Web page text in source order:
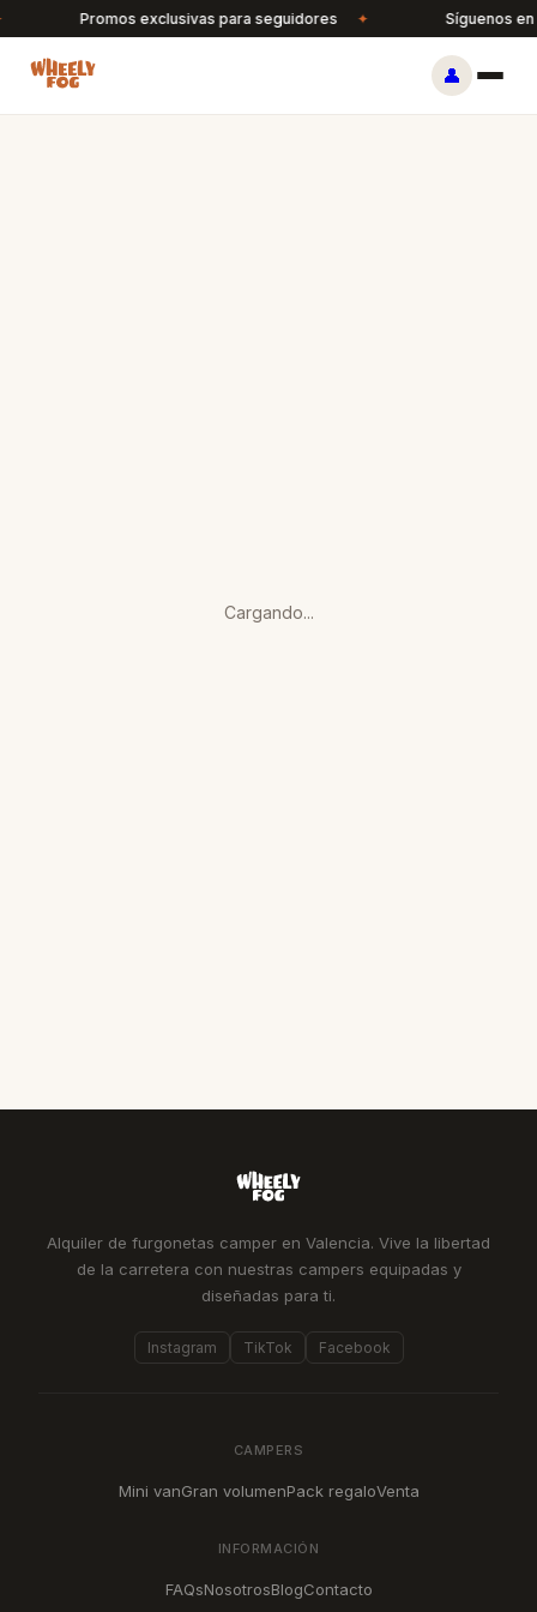
Promos exclusivas para seguidores ✦ Síguenos en
👤
Cargando...
Alquiler de furgonetas camper en Valencia. Vive la libertad
de la carretera con nuestras campers equipadas y
diseñadas para ti.
Instagram TikTok Facebook
CAMPERS
Mini vanGran volumenPack regaloVenta
INFORMACIÓN
FAQsNosotrosBlogContacto